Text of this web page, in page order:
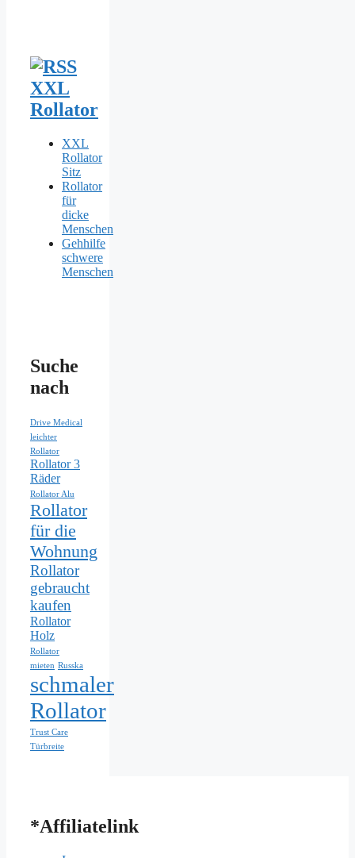
XXL
Rollator
XXL
Rollator
Sitz
Rollator
für
dicke
Menschen
Gehhilfe
schwere
Menschen
Suche
nach
Drive Medical
leichter
Rollator
Rollator 3
Räder
Rollator Alu
Rollator
für die
Wohnung
Rollator
gebraucht
kaufen
Rollator
Holz
Rollator
mieten Russka
schmaler
Rollator
Trust Care
Türbreite
*Affiliatelink